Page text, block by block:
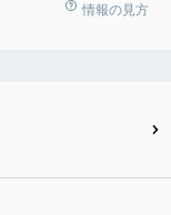
情報の見方